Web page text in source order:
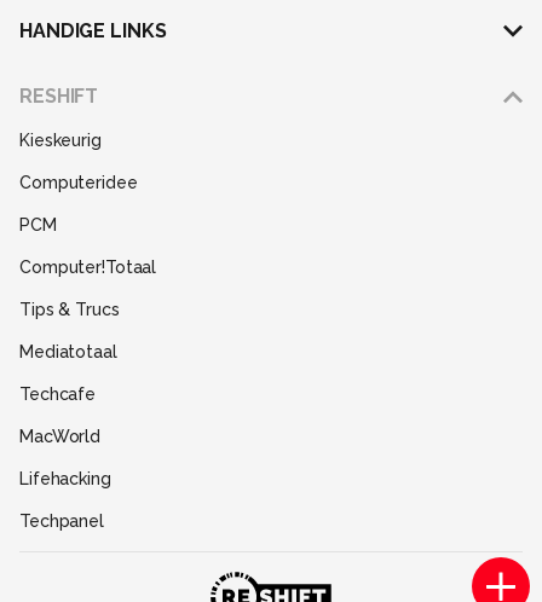
HANDIGE LINKS
RESHIFT
Kieskeurig
Computeridee
PCM
Computer!Totaal
Tips & Trucs
Mediatotaal
Techcafe
MacWorld
Lifehacking
Techpanel